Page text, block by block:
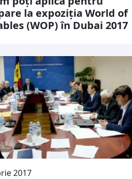
la expoziția World of
(WOP) în Dubai 2017
2017